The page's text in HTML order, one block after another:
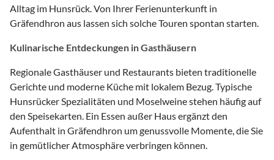
Alltag im Hunsrück. Von Ihrer Ferienunterkunft in
Gräfendhron aus lassen sich solche Touren spontan starten.
Kulinarische Entdeckungen in Gasthäusern
Regionale Gasthäuser und Restaurants bieten traditionelle
Gerichte und moderne Küche mit lokalem Bezug. Typische
Hunsrücker Spezialitäten und Moselweine stehen häufig auf
den Speisekarten. Ein Essen außer Haus ergänzt den
Aufenthalt in Gräfendhron um genussvolle Momente, die Sie
in gemütlicher Atmosphäre verbringen können.